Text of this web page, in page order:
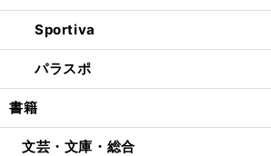
Sportiva
パラスポ
書籍
文芸・文庫・総合